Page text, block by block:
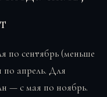
по сентябрь (меньше
апрель. Для
— с мая по ноябрь.